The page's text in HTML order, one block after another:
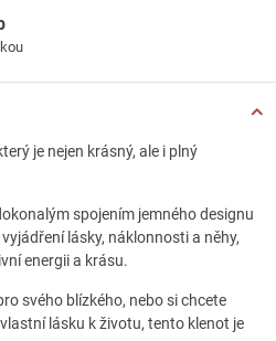
je nejen krásný, ale i plný
spojením jemného designu
lásky, náklonnosti a něhy,
energii a krásu.
svého blízkého, nebo si chcete
lásku k životu, tento klenot je